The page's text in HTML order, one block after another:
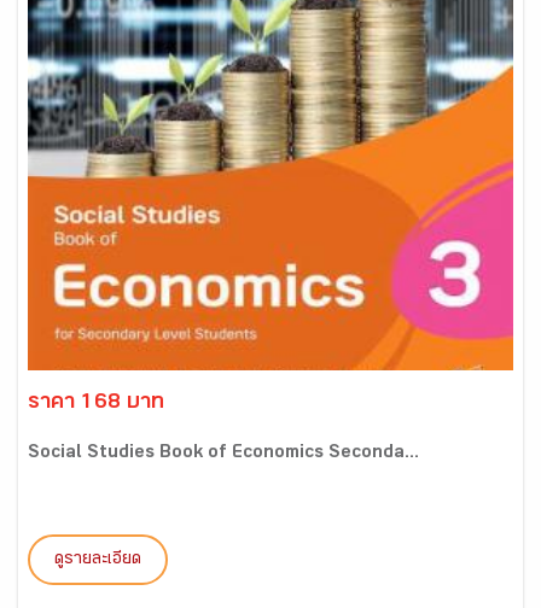
ราคา 168 บาท
Social Studies Book of Economics Seconda...
ดูรายละเอียด